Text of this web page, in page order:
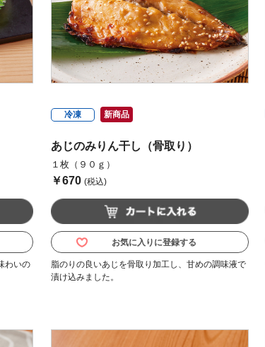
わいの
冷凍 新商品
あじのみりん干し（骨取り）
１枚（９０ｇ）
￥670 (税込)
お気に入りに登録する
脂のりの良いあじを骨取り加工し、甘めの調味液で
漬け込みました。